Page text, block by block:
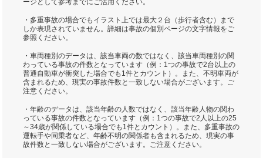
ージとして参考までにご活用ください。
・多重事故の場合でもイラスト上では最大２台（歩行者含む）まで
しか表現されていません。詳細は事故の個別ページの文字情報をご
参照ください。
・車両種別のデータは、該当車両の数ではなく、該当車両種別の関
わっている事故の件数となっています（例：1つの事故で2台以上の
普通自動車が衝突した場合でも1件とカウント）。また、不明車両が
含まれるため、現実の事故件数と一致しない場合がございます。ご
注意ください。
・年齢のデータは、該当年齢の人数ではなく、該当年齢人物の関わ
っている事故の件数となっています（例：1つの事故で2人以上の25
～34歳が関係している場合でも1件とカウント）。また、多重事故の
運転手や同乗者など、年齢不明の関係者も含まれるため、現実の事
故件数と一致しない場合がございます。ご注意ください。